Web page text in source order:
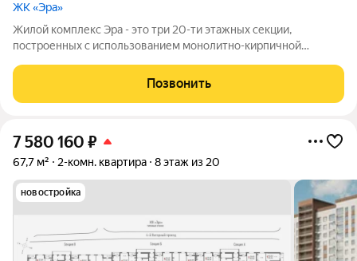
ЖК «Эра»
Жилой комплекс Эра - это три 20-ти этажных секции,
построенных с использованием монолитно-кирпичной
первый этаж и наличие крышной котельной, позволяющей
будущим жителям дома самим контролировать
Позвонить
7 580 160 ₽
67,7 м² 2-комн. квартира 8 этаж из 20
новостройка